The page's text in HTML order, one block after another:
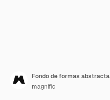
Fondo de formas
magnific